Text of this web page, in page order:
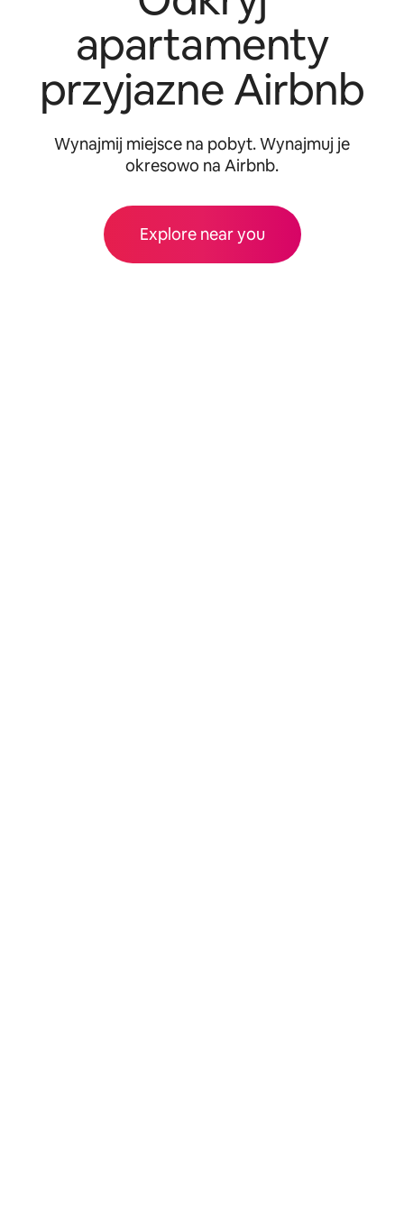
apartamenty
przyjazne Airbnb
Wynajmij miejsce na pobyt. Wynajmuj je
okresowo na Airbnb.
Explore near you